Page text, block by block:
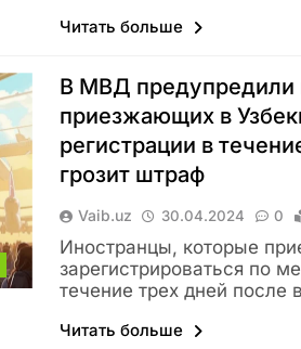
Читать больше
В МВД предупредили
приезжающих в
регистрации в
грозит штраф
Vaib.uz 30.04.2024 0
Иностранцы, которые
зарегистрироваться по
течение трех дней
Читать больше